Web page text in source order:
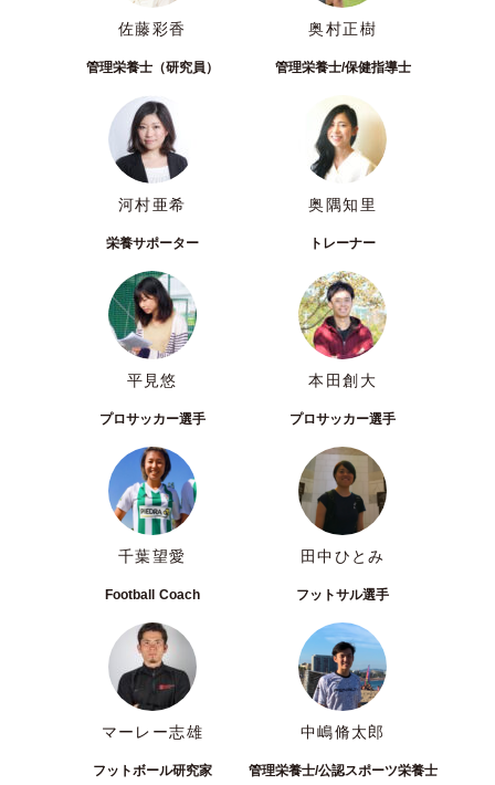
佐藤彩香 奥村正樹
管理栄養士（研究員）
河村亜希
管理栄養士/保健指導士
奥隅知里
栄養サポーター
平見悠
トレーナー
本田創大
プロサッカー選手
千葉望愛
プロサッカー選手
田中ひとみ
Football Coach
マーレー志雄
フットサル選手
中嶋脩太郎
フットボール研究家 管理栄養士/公認スポーツ栄養士